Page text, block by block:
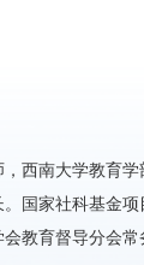
西南大学教育
国家社科基金
教育督导分会